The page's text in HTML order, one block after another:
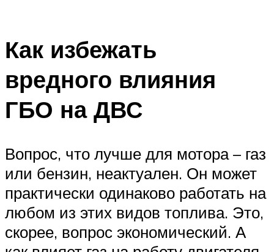
Как избежать
вредного влияния
ГБО на ДВС
Вопрос, что лучше для мотора – газ
или бензин, неактуален. Он может
практически одинаково работать на
любом из этих видов топлива. Это,
скорее, вопрос экономический. А